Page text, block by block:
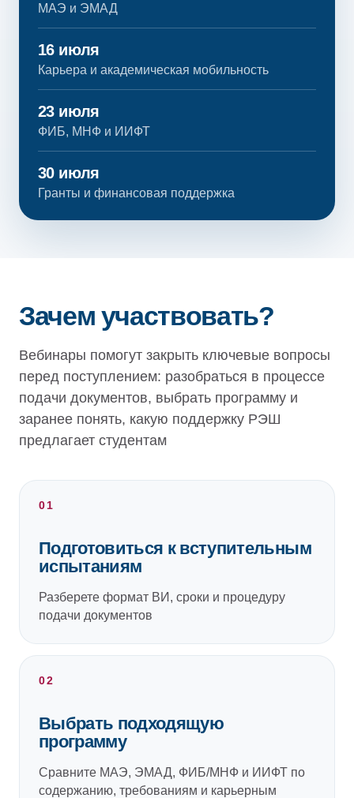
МАЭ и ЭМАД
16 июля
Карьера и академическая мобильность
23 июля
ФИБ, МНФ и ИИФТ
30 июля
Гранты и финансовая поддержка
Зачем участвовать?
Вебинары помогут закрыть ключевые вопросы
перед поступлением: разобраться в процессе
подачи документов, выбрать программу и
заранее понять, какую поддержку РЭШ
предлагает студентам
01
Подготовиться к вступительным
испытаниям
Разберете формат ВИ, сроки и процедуру
подачи документов
02
Выбрать подходящую
программу
Сравните МАЭ, ЭМАД, ФИБ/МНФ и ИИФТ по
содержанию, требованиям и карьерным